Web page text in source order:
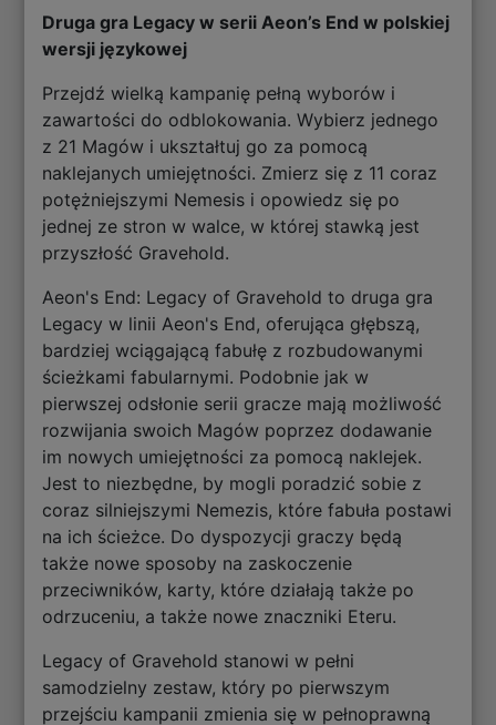
Druga gra Legacy w serii Aeon’s End w polskiej
wersji językowej
Przejdź wielką kampanię pełną wyborów i
zawartości do odblokowania. Wybierz jednego
z 21 Magów i ukształtuj go za pomocą
naklejanych umiejętności. Zmierz się z 11 coraz
potężniejszymi Nemesis i opowiedz się po
jednej ze stron w walce, w której stawką jest
przyszłość Gravehold.
Aeon's End: Legacy of Gravehold to druga gra
Legacy w linii Aeon's End, oferująca głębszą,
bardziej wciągającą fabułę z rozbudowanymi
ścieżkami fabularnymi. Podobnie jak w
pierwszej odsłonie serii gracze mają możliwość
rozwijania swoich Magów poprzez dodawanie
im nowych umiejętności za pomocą naklejek.
Jest to niezbędne, by mogli poradzić sobie z
coraz silniejszymi Nemezis, które fabuła postawi
na ich ścieżce. Do dyspozycji graczy będą
także nowe sposoby na zaskoczenie
przeciwników, karty, które działają także po
odrzuceniu, a także nowe znaczniki Eteru.
Legacy of Gravehold stanowi w pełni
samodzielny zestaw, który po pierwszym
przejściu kampanii zmienia się w pełnoprawną